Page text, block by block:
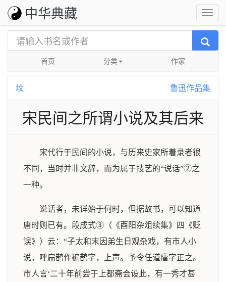
中华典藏
首页 分类 作家
坟 鲁迅作品集
宋民间之所谓小说及其后来
宋代行于民间的小说，与历来史家所着录者很
不同，当时并非文辞，而为属于技艺的“说话”②之
一种。
说话者，未详始于何时，但据故书，可以知道
唐时则已有。段成式③（《酉阳杂俎续集》四《贬
误》）云：“子太和末因弟生日观杂戏，有市人小
说，呼扁鹊作褊鹊字，上声。予令任道癗字正之。
市人言‘二十年前尝于上都斋会设此，有一秀才甚